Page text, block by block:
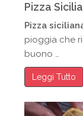
Pizza
Pizza
pioggia che
buono …
Leggi Tutto